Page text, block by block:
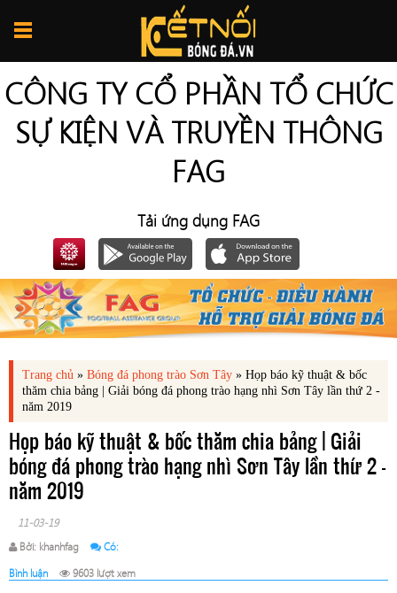
CÔNG TY CỔ PHẦN TỔ CHỨC
SỰ KIỆN VÀ TRUYỀN THÔNG
FAG
Tải ứng dụng FAG
Trang chủ » Bóng đá phong trào Sơn Tây » Họp báo kỹ thuật & bốc
thăm chia bảng | Giải bóng đá phong trào hạng nhì Sơn Tây lần thứ 2 -
năm 2019
Họp báo kỹ thuật & bốc thăm chia bảng | Giải
bóng đá phong trào hạng nhì Sơn Tây lần thứ 2 -
năm 2019
11-03-19
Bởi: khanhfag
Có:
Bình luận
9603 lượt xem